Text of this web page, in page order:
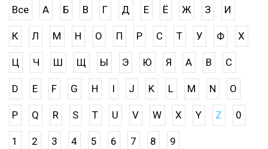
Все А Б В Г Д Е Ё Ж З И
К Л М Н О П Р С Т У Ф Х
Ц Ч Ш Щ Ы Э Ю Я A B C
D E F G H I J K L M N O
P Q R S T U V W X Y Z 0
1 2 3 4 5 6 7 8 9